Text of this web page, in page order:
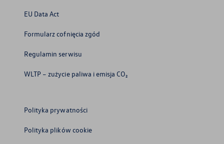
EU Data Act
Formularz cofnięcia zgód
Regulamin serwisu
WLTP – zużycie paliwa i emisja CO₂
Polityka prywatności
Polityka plików cookie